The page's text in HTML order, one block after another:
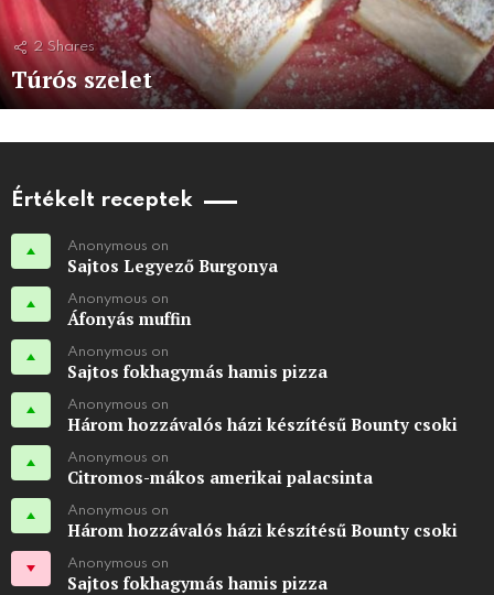
2 Shares
Túrós szelet
Értékelt receptek
Anonymous on
Sajtos Legyező Burgonya
Anonymous on
Áfonyás muffin
Anonymous on
Sajtos fokhagymás hamis pizza
Anonymous on
Három hozzávalós házi készítésű Bounty csoki
Anonymous on
Citromos-mákos amerikai palacsinta
Anonymous on
Három hozzávalós házi készítésű Bounty csoki
Anonymous on
Sajtos fokhagymás hamis pizza